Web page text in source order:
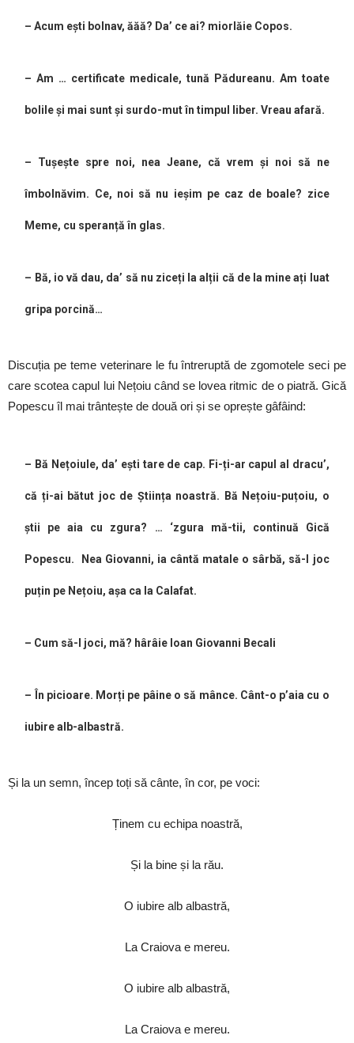
– Acum ești bolnav, ăăă? Da’ ce ai? miorlăie Copos.
– Am … certificate medicale, tună Pădureanu. Am toate
bolile și mai sunt și surdo-mut în timpul liber. Vreau afară.
– Tușește spre noi, nea Jeane, că vrem și noi să ne
îmbolnăvim. Ce, noi să nu ieșim pe caz de boale? zice
Meme, cu speranță în glas.
– Bă, io vă dau, da’ să nu ziceți la alții că de la mine ați luat
gripa porcină…
Discuția pe teme veterinare le fu întreruptă de zgomotele seci pe
care scotea capul lui Nețoiu când se lovea ritmic de o piatră. Gică
Popescu îl mai trântește de două ori și se oprește gâfâind:
– Bă Nețoiule, da’ ești tare de cap. Fi-ți-ar capul al dracu’,
că ți-ai bătut joc de Știința noastră. Bă Nețoiu-puțoiu, o
știi pe aia cu zgura? … ‘zgura mă-tii, continuă Gică
Popescu. Nea Giovanni, ia cântă matale o sârbă, să-l joc
puțin pe Nețoiu, așa ca la Calafat.
– Cum să-l joci, mă? hârâie Ioan Giovanni Becali
– În picioare. Morți pe pâine o să mânce. Cânt-o p’aia cu o
iubire alb-albastră.
Și la un semn, încep toți să cânte, în cor, pe voci:
Ținem cu echipa noastră,
Și la bine și la rău.
O iubire alb albastră,
La Craiova e mereu.
O iubire alb albastră,
La Craiova e mereu.